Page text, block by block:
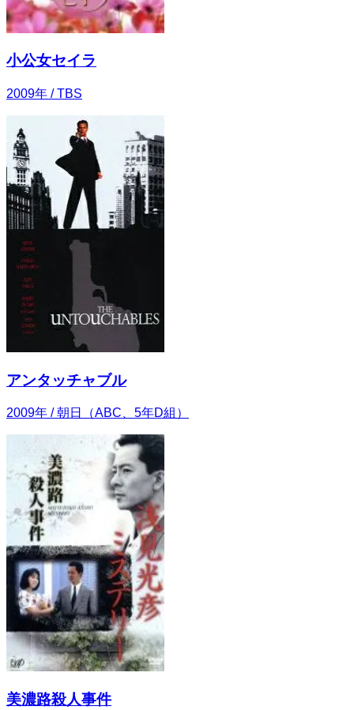
小公女セイラ
2009年 / TBS
アンタッチャブル
2009年 / 朝日（ABC、5年D組）
美濃路殺人事件